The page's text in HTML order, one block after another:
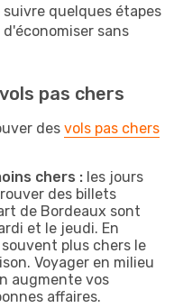
quelques étapes
sans
pas chers
des vols pas chers
chers : les jours
des billets
de Bordeaux sont
et le jeudi. En
plus chers le
Voyager en milieu
augmente vos
affaires.